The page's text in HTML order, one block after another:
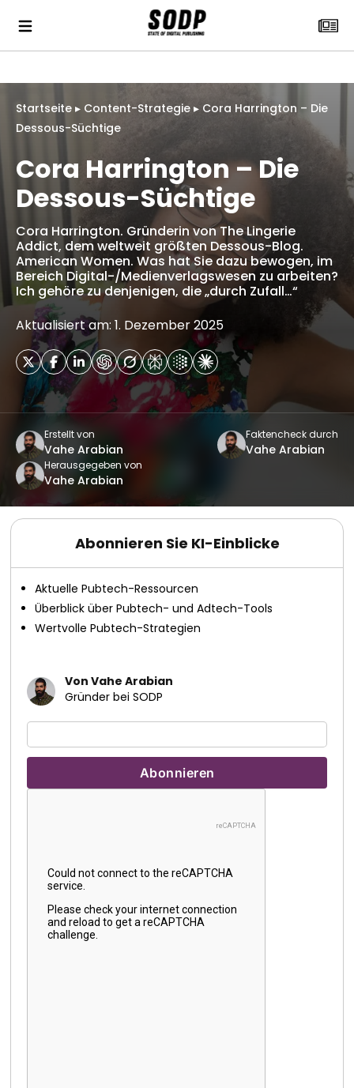
Startseite ▸ Content-Strategie ▸ Cora Harrington – Die
Dessous-Süchtige
Cora Harrington – Die
Dessous-Süchtige
Cora Harrington. Gründerin von The Lingerie
Addict, dem weltweit größten Dessous-Blog.
American Women. Was hat Sie dazu bewogen, im
Bereich Digital-/Medienverlagswesen zu arbeiten?
Ich gehöre zu denjenigen, die „durch Zufall…“
Aktualisiert am: 1. Dezember 2025
Erstellt von
Vahe Arabian
Faktencheck durch
Vahe Arabian
Herausgegeben von
Vahe Arabian
Abonnieren Sie KI-Einblicke
Aktuelle Pubtech-Ressourcen
Überblick über Pubtech- und Adtech-Tools
Wertvolle Pubtech-Strategien
Von Vahe Arabian
Gründer bei SODP